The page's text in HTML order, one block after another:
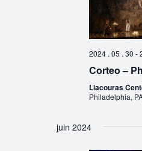
2024 . 05 . 30 -
Corteo –
Liacouras
Philadelphia,
juin 2024